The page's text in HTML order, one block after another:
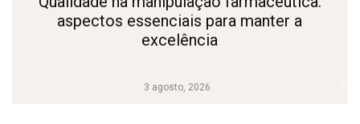
3 agosto, 2026
aspectos essenciais para manter a
excelência